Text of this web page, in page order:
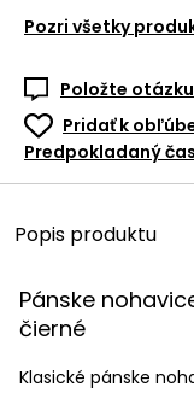
Pozri všetky
Položte
Pridať k
Predpokladaný
Popis produktu
Pánske
čierné
Klasické pánske